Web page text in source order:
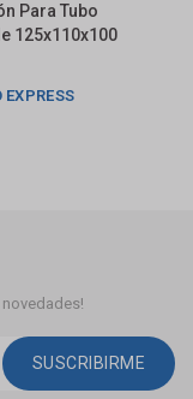
Para Tubo
125x110x100
EXPRESS
SUSCRIBIRME